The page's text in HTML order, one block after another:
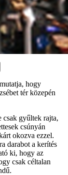
hogy
tér közepén
csak gyűltek rajta,
csúnyán
okozva ezzel.
darabot a kerítés
ki, hogy az
csak céltalan